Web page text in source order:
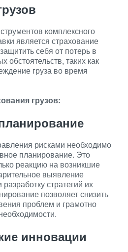
комплексного
является страхование
себя от потерь в
обстоятельств, таких как
груза во время
грузов:
рисками необходимо
планирование. Это
реакцию на возникшие
выявление
стратегий их
позволяет снизить
проблем и грамотно
инновации